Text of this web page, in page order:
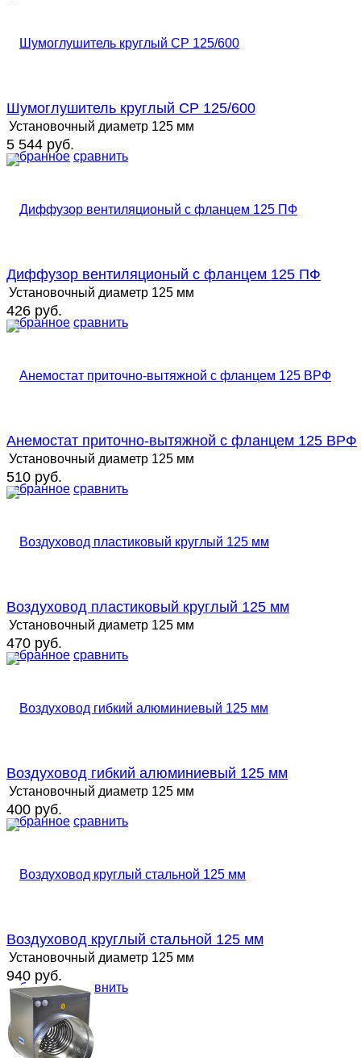
избранное сравнить
Шумоглушитель круглый СР 125/600
Установочный диаметр 125 мм
5 544 руб.
избранное сравнить
Диффузор вентиляционый с фланцем 125 ПФ
Установочный диаметр 125 мм
426 руб.
избранное сравнить
Анемостат приточно-вытяжной с фланцем 125 ВРФ
Установочный диаметр 125 мм
510 руб.
избранное сравнить
Воздуховод пластиковый круглый 125 мм
Установочный диаметр 125 мм
470 руб.
избранное сравнить
Воздуховод гибкий алюминиевый 125 мм
Установочный диаметр 125 мм
400 руб.
избранное сравнить
Воздуховод круглый стальной 125 мм
Установочный диаметр 125 мм
940 руб.